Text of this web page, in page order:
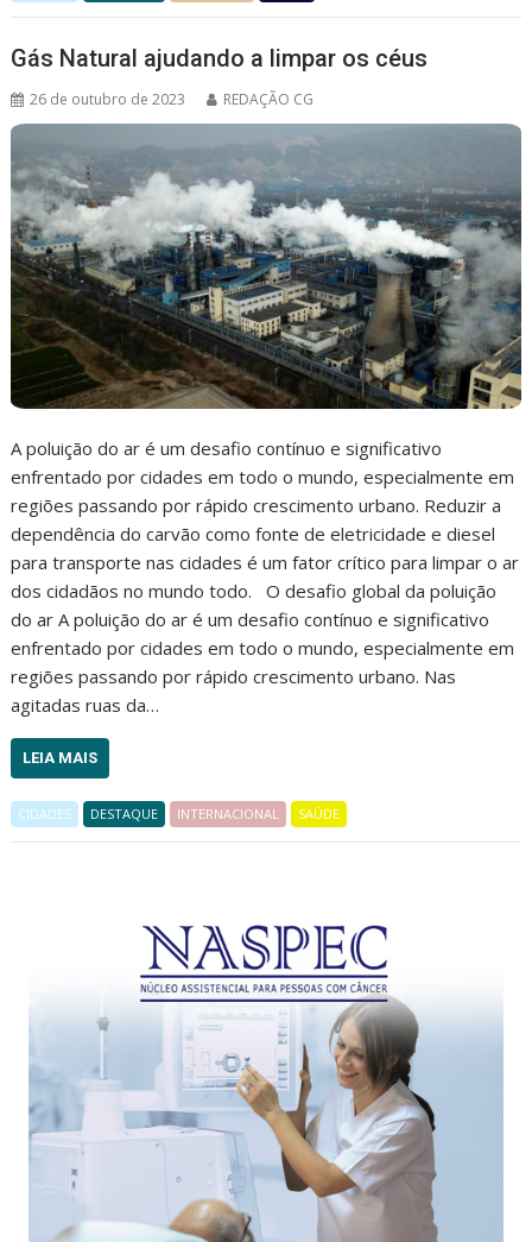
Gás Natural ajudando a limpar os céus
26 de outubro de 2023 REDAÇÃO CG
A poluição do ar é um desafio contínuo e significativo
enfrentado por cidades em todo o mundo, especialmente em
regiões passando por rápido crescimento urbano. Reduzir a
dependência do carvão como fonte de eletricidade e diesel
para transporte nas cidades é um fator crítico para limpar o ar
dos cidadãos no mundo todo. O desafio global da poluição
do ar A poluição do ar é um desafio contínuo e significativo
enfrentado por cidades em todo o mundo, especialmente em
regiões passando por rápido crescimento urbano. Nas
agitadas ruas da…
LEIA MAIS
CIDADES DESTAQUE INTERNACIONAL SAÚDE